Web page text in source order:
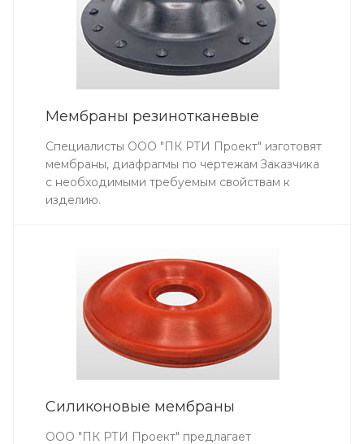
Мембраны резинотканевые
Специалисты ООО "ПК РТИ Проект" изготовят
мембраны, диафрагмы по чертежам Заказчика
с необходимыми требуемым свойствам к
изделию.
Силиконовые мембраны
ООО "ПК РТИ Проект" предлагает